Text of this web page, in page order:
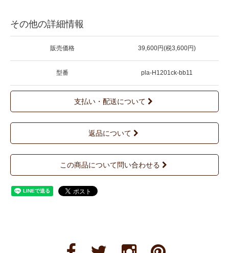
その他の詳細情報
販売価格 39,600円(税3,600円)
型番 pla-H1201ck-bb11
支払い・配送について
返品について
この商品について問い合わせる